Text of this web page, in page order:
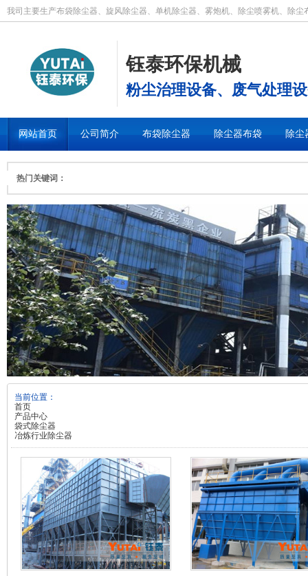
我司主要生产布袋除尘器、旋风除尘器、单机除尘器、雾炮机、除尘喷雾机、除尘
钰泰环保机械
粉尘治理设备、废气处理
网站首页 公司简介 布袋除尘器 除尘器布袋 除尘
热门关键词：
当前位置：
首页
产品中心
袋式除尘器
冶炼行业除尘器